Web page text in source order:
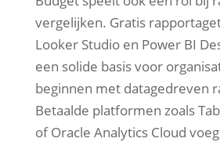
vergelijken. Gratis
Looker Studio en Power BI
een solide basis voor
beginnen met datagedreven
Betaalde platformen zoals
of Oracle Analytics Cloud